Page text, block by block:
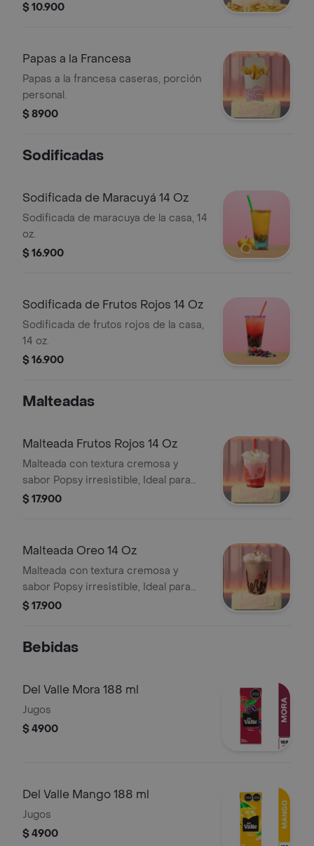
$ 10.900
Papas a la Francesa
Papas a la francesa caseras, porción
personal.
$ 8900
Sodificadas
Sodificada de Maracuyá 14 Oz
Sodificada de maracuya de la casa, 14
oz.
$ 16.900
Sodificada de Frutos Rojos 14 Oz
Sodificada de frutos rojos de la casa,
14 oz.
$ 16.900
Malteadas
Malteada Frutos Rojos 14 Oz
Malteada con textura cremosa y
sabor Popsy irresistible, Ideal para
refrescar tu día.
$ 17.900
Malteada Oreo 14 Oz
Malteada con textura cremosa y
sabor Popsy irresistible, Ideal para
refrescar tu día.
$ 17.900
Bebidas
Del Valle Mora 188 ml
Jugos
$ 4900
Del Valle Mango 188 ml
Jugos
$ 4900